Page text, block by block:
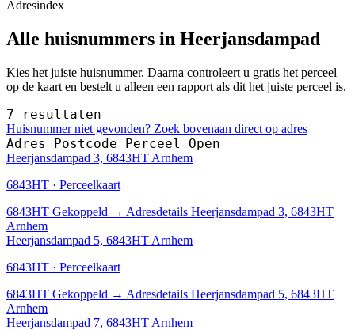
Adresindex
Alle huisnummers in Heerjansdampad
Kies het juiste huisnummer. Daarna controleert u gratis het perceel
op de kaart en bestelt u alleen een rapport als dit het juiste perceel is.
7 resultaten
Huisnummer niet gevonden? Zoek bovenaan direct op adres
Adres Postcode Perceel Open
Heerjansdampad 3, 6843HT Arnhem
6843HT · Perceelkaart
6843HT Gekoppeld → Adresdetails Heerjansdampad 3, 6843HT
Arnhem
Heerjansdampad 5, 6843HT Arnhem
6843HT · Perceelkaart
6843HT Gekoppeld → Adresdetails Heerjansdampad 5, 6843HT
Arnhem
Heerjansdampad 7, 6843HT Arnhem